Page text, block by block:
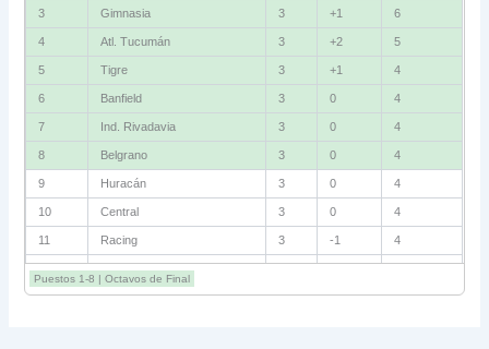
3 Gimnasia (M) 3 +2 6
4 Instituto 3 +1 6
5 Newell's 3 0 4
6 Unión 3 -1 4
7 Boca 3 -2 4
8 Defensa 3 -2 4
9 Talleres 3 +1 3
10 Riestra 3 +1 3
11 Estudiantes 3 0 3
12 Lanús 3 -1 3
13 San Lorenzo 3 -1 3
Puestos 1-8 | Octavos de Final